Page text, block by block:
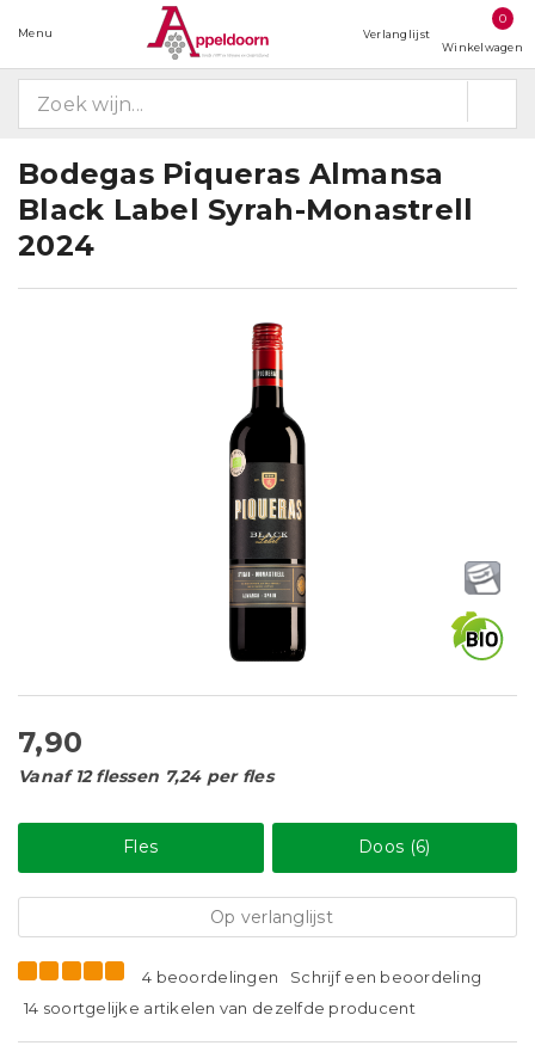
Menu Verlanglijst
0
Winkelwagen
Bodegas Piqueras Almansa
Black Label Syrah-Monastrell
2024
7,90
Vanaf 12 flessen 7,24 per fles
Fles Doos (6)
Op verlanglijst
4 beoordelingen
Schrijf een beoordeling
14 soortgelijke artikelen van dezelfde producent